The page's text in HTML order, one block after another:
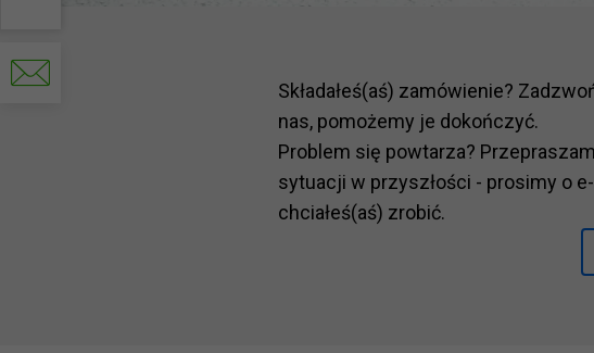
Składałeś(aś) zamówienie?
nas, pomożemy je dokończyć.
Problem się powtarza?
sytuacji w przyszłości - prosimy o
chciałeś(aś) zrobić.